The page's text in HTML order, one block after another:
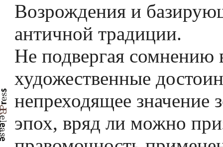
Возрождения и
античной традиции.
Не подвергая сомнению
художественные
непреходящее значение
эпох, вряд ли можно